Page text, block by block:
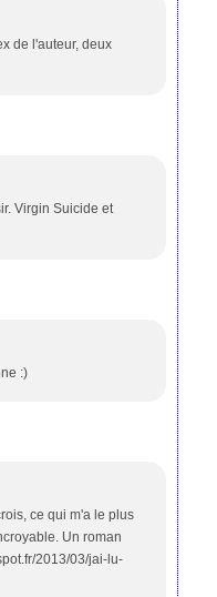
de l'auteur, deux
Virgin Suicide et
:)
ce qui m'a le plus
Un roman
2013/03/jai-lu-